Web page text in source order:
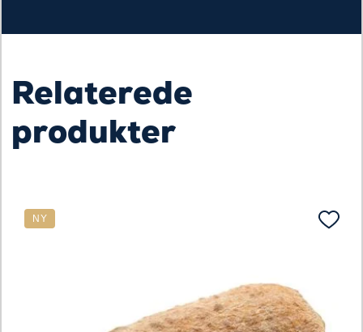
Relaterede
produkter
NY